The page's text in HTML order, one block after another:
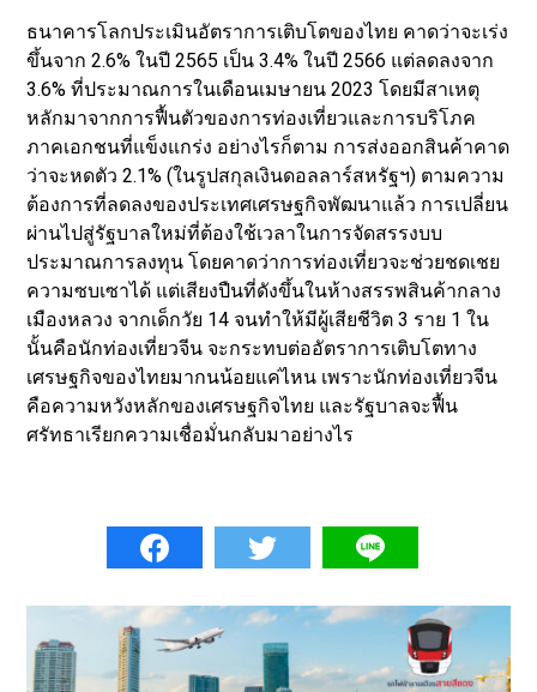
ธนาคารโลกประเมินอัตราการเติบโตของไทย คาดว่าจะเร่ง
ขึ้นจาก 2.6% ในปี 2565 เป็น 3.4% ในปี 2566 แต่ลดลงจาก
3.6% ที่ประมาณการในเดือนเมษายน 2023 โดยมีสาเหตุ
หลักมาจากการฟื้นตัวของการท่องเที่ยวและการบริโภค
ภาคเอกชนที่แข็งแกร่ง อย่างไรก็ตาม การส่งออกสินค้าคาด
ว่าจะหดตัว 2.1% (ในรูปสกุลเงินดอลลาร์สหรัฐฯ) ตามความ
ต้องการที่ลดลงของประเทศเศรษฐกิจพัฒนาแล้ว การเปลี่ยน
ผ่านไปสู่รัฐบาลใหม่ที่ต้องใช้เวลาในการจัดสรรงบบ
ประมาณการลงทุน โดยคาดว่าการท่องเที่ยวจะช่วยชดเชย
ความซบเซาได้ แต่เสียงปืนที่ดังขึ้นในห้างสรรพสินค้ากลาง
เมืองหลวง จากเด็กวัย 14 จนทำให้มีผู้เสียชีวิต 3 ราย 1 ใน
นั้นคือนักท่องเที่ยวจีน จะกระทบต่ออัตราการเติบโตทาง
เศรษฐกิจของไทยมากนน้อยแค่ไหน เพราะนักท่องเที่ยวจีน
คือความหวังหลักของเศรษฐกิจไทย และรัฐบาลจะฟื้น
ศรัทธาเรียกความเชื่อมั่นกลับมาอย่างไร